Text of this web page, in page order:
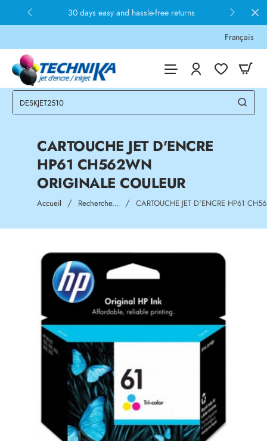
30 days easy and hassle-free returns
Français
CARTOUCHE JET D'ENCRE
HP61 CH562WN
ORIGINALE COULEUR
Accueil homeRecherche... CARTOUCHE JET D'ENCRE HP61